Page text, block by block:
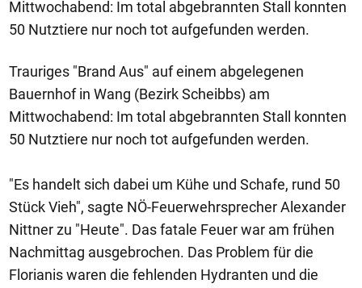
Mittwochabend: Im total abgebrannten Stall konnten
50 Nutztiere nur noch tot aufgefunden werden.
Trauriges "Brand Aus" auf einem abgelegenen
Bauernhof in Wang (Bezirk Scheibbs) am
Mittwochabend: Im total abgebrannten Stall konnten
50 Nutztiere nur noch tot aufgefunden werden.
"Es handelt sich dabei um Kühe und Schafe, rund 50
Stück Vieh", sagte NÖ-Feuerwehrsprecher Alexander
Nittner zu "Heute". Das fatale Feuer war am frühen
Nachmittag ausgebrochen. Das Problem für die
Florianis waren die fehlenden Hydranten und die